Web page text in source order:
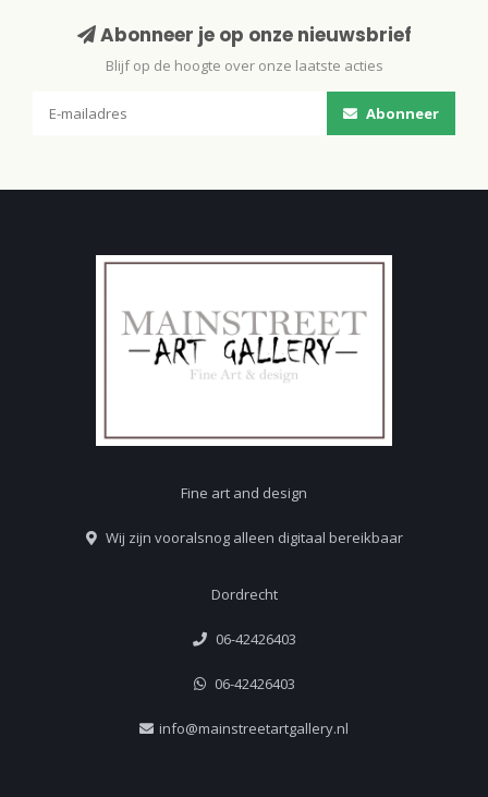
Abonneer je op onze nieuwsbrief
Blijf op de hoogte over onze laatste acties
Abonneer
Fine art and design
Wij zijn vooralsnog alleen digitaal bereikbaar
Dordrecht
06-42426403
06-42426403
info@mainstreetartgallery.nl